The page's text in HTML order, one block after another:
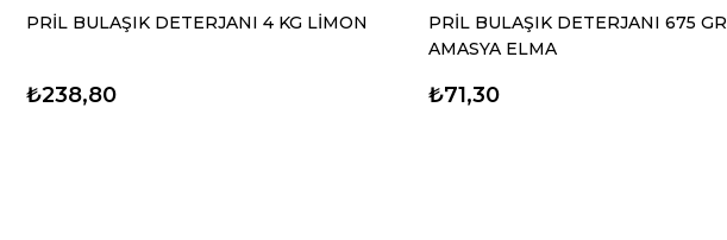
PRİL BULAŞIK DETERJANI 4 KG LİMON
₺238,80
PRİL BULAŞIK DETERJANI 675 GR
AMASYA ELMA
₺71,30